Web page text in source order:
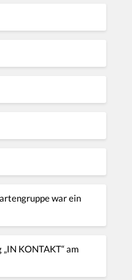
war ein
KONTAKT“ am